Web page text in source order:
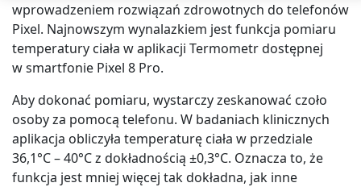
wprowadzeniem rozwiązań zdrowotnych do telefonów
Pixel. Najnowszym wynalazkiem jest funkcja pomiaru
temperatury ciała w aplikacji Termometr dostępnej
w smartfonie Pixel 8 Pro.
Aby dokonać pomiaru, wystarczy zeskanować czoło
osoby za pomocą telefonu. W badaniach klinicznych
aplikacja obliczyła temperaturę ciała w przedziale
36,1°C – 40°C z dokładnością ±0,3°C. Oznacza to, że
funkcja jest mniej więcej tak dokładna, jak inne
Pamiętaj, że wyrażenie zgody jest dobrowolne, a wyrażoną zgodę
możesz w każdej chwili cofnąć, możesz też wycofać zgodę na
przetwarzanie Twoich danych tylko w niektórych celach. Jeżeli
chcesz dowiedzieć się więcej lub chcesz przeprowadzić konfigurację
szczegółową - możesz tego dokonać za pomocą „Ustawień
zaawansowanych”.
Więcej informacji na temat wykorzystywania narzędzi zewnętrznych
na naszych stronach znajdziesz w Polityce cookies.